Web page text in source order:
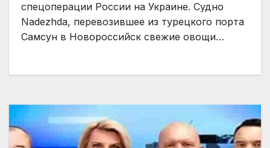
спецоперации России на Украине. Судно
Nadezhda, перевозившее из турецкого порта
Самсун в Новороссийск свежие овощи…